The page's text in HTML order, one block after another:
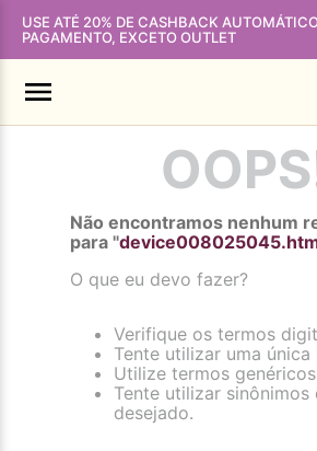
USE ATÉ 20% DE CASHBACK
PAGAMENTO, EXCETO OUTLET
Não encontramos nenhum
para "
O que eu devo fazer?
Verifique os termos
Tente utilizar uma única
Utilize termos
Tente utilizar sinônimos
desejado.